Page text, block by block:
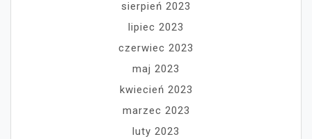
sierpień 2023
lipiec 2023
czerwiec 2023
maj 2023
kwiecień 2023
marzec 2023
luty 2023